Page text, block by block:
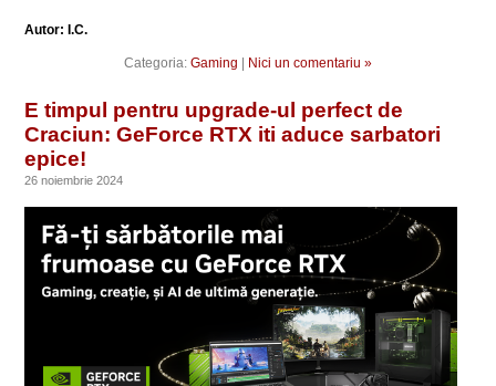
Autor: I.C.
Categoria: Gaming Nici un comentariu »
E timpul pentru upgrade-ul perfect de
Craciun: GeForce RTX iti aduce sarbatori
epice!
26 noiembrie 2024